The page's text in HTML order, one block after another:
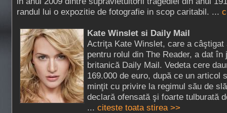
randul lui o expozitie de fotografie in scop caritabil. ...
Kate Winslet si Daily Mail
Actriţa Kate Winslet, care a
pentru rolul din The Reader, a dat în
britanică Daily Mail. Vedeta cere
169.000 de euro, după ce un articol
minţit cu privire la regimul său de
declară ofensată şi foarte tulburată
... citeste toata stirea >>